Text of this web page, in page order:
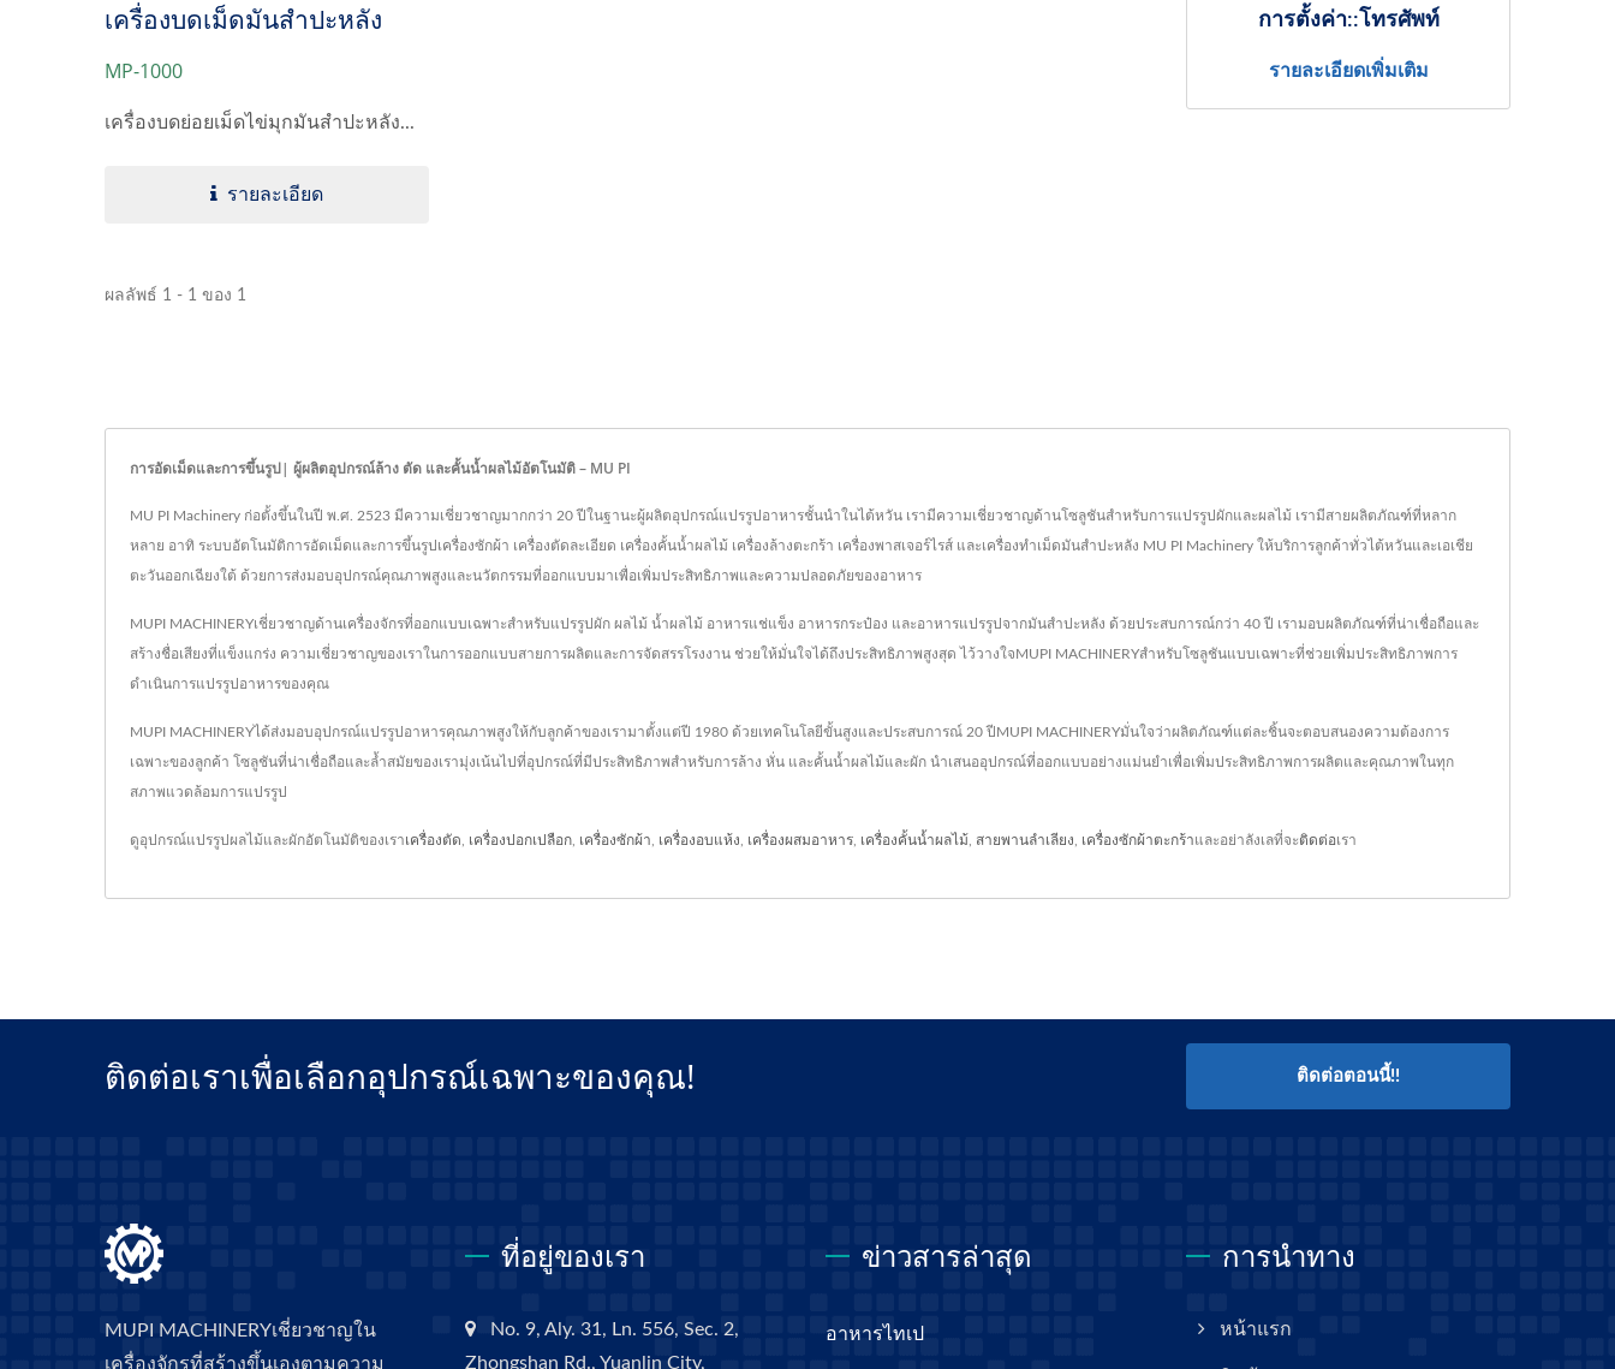
เครื่องบดเม็ดมันสำปะหลัง
MP-1000
เครื่องบดย่อยเม็ดไข่มุกมันสำปะหลัง...
รายละเอียด
ผลลัพธ์ 1 - 1 ของ 1
การตั้งค่า::โทรศัพท์
รายละเอียดเพิ่มเติม
การอัดเม็ดและการขึ้นรูป| ผู้ผลิตอุปกรณ์ล้าง ตัด และคั้นน้ำผลไม้อัตโนมัติ – MU PI
MU PI Machinery ก่อตั้งขึ้นในปี พ.ศ. 2523 มีความเชี่ยวชาญมากกว่า 20 ปีในฐานะผู้ผลิตอุปกรณ์แปรรูปอาหารชั้นนำในไต้หวัน เรามีความเชี่ยวชาญด้านโซลูชันสำหรับการแปรรูปผักและผลไม้ เรามีสายผลิตภัณฑ์ที่หลาก
หลาย อาทิ ระบบอัตโนมัติการอัดเม็ดและการขึ้นรูปเครื่องซักผ้า เครื่องตัดละเอียด เครื่องคั้นน้ำผลไม้ เครื่องล้างตะกร้า เครื่องพาสเจอร์ไรส์ และเครื่องทำเม็ดมันสำปะหลัง MU PI Machinery ให้บริการลูกค้าทั่วไต้หวันและเอเชีย
ตะวันออกเฉียงใต้ ด้วยการส่งมอบอุปกรณ์คุณภาพสูงและนวัตกรรมที่ออกแบบมาเพื่อเพิ่มประสิทธิภาพและความปลอดภัยของอาหาร
MUPI MACHINERYเชี่ยวชาญด้านเครื่องจักรที่ออกแบบเฉพาะสำหรับแปรรูปผัก ผลไม้ น้ำผลไม้ อาหารแช่แข็ง อาหารกระป๋อง และอาหารแปรรูปจากมันสำปะหลัง ด้วยประสบการณ์กว่า 40 ปี เรามอบผลิตภัณฑ์ที่น่าเชื่อถือและ
สร้างชื่อเสียงที่แข็งแกร่ง ความเชี่ยวชาญของเราในการออกแบบสายการผลิตและการจัดสรรโรงงาน ช่วยให้มั่นใจได้ถึงประสิทธิภาพสูงสุด ไว้วางใจMUPI MACHINERYสำหรับโซลูชันแบบเฉพาะที่ช่วยเพิ่มประสิทธิภาพการ
ดำเนินการแปรรูปอาหารของคุณ
MUPI MACHINERYได้ส่งมอบอุปกรณ์แปรรูปอาหารคุณภาพสูงให้กับลูกค้าของเรามาตั้งแต่ปี 1980 ด้วยเทคโนโลยีขั้นสูงและประสบการณ์ 20 ปีMUPI MACHINERYมั่นใจว่าผลิตภัณฑ์แต่ละชิ้นจะตอบสนองความต้องการ
เฉพาะของลูกค้า โซลูชันที่น่าเชื่อถือและล้ำสมัยของเรามุ่งเน้นไปที่อุปกรณ์ที่มีประสิทธิภาพสำหรับการล้าง หั่น และคั้นน้ำผลไม้และผัก นำเสนออุปกรณ์ที่ออกแบบอย่างแม่นยำเพื่อเพิ่มประสิทธิภาพการผลิตและคุณภาพในทุก
สภาพแวดล้อมการแปรรูป
ดูอุปกรณ์แปรรูปผลไม้และผักอัตโนมัติของเราเครื่องตัด เครื่องปอกเปลือก เครื่องซักผ้า เครื่องอบแห้ง เครื่องผสมอาหาร เครื่องคั้นน้ำผลไม้ สายพานลำเลียง เครื่องซักผ้าตะกร้าและอย่าลังเลที่จะติดต่อเรา
ติดต่อเราเพื่อเลือกอุปกรณ์เฉพาะของคุณ! ติดต่อตอนนี้!!
MUPI MACHINERYเชี่ยวชาญใน
เครื่องจักรที่สร้างขึ้นเองตามความ
ที่อยู่ของเรา
No. 9, Aly. 31, Ln. 556, Sec. 2,
Zhongshan Rd., Yuanlin City,
ข่าวสารล่าสุด
อาหารไทเป
การนำทาง
หน้าแรก